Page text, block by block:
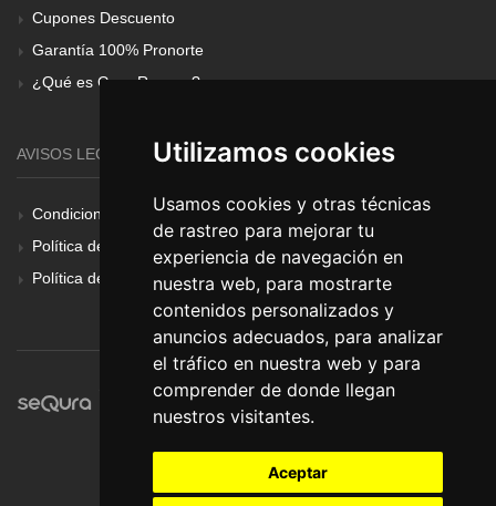
Utilizamos cookies
Usamos cookies y otras técnicas
de rastreo para mejorar tu
experiencia de navegación en
nuestra web, para mostrarte
contenidos personalizados y
anuncios adecuados, para analizar
el tráfico en nuestra web y para
comprender de donde llegan
nuestros visitantes.
Aceptar
Cupones Descuento
Garantía 100% Pronorte
¿Qué es Gear Renove?
AVISOS LEGALES
Condiciones Generales
Política de Cookies
Política de Privacidad